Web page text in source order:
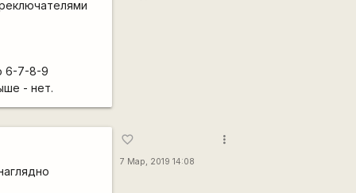
6-7-8-9
- нет.
favorite_border
7 Мар, 2019 14:08
more_vert